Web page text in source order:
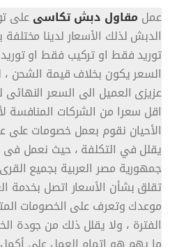
عمل مقاول دبش تكاسىعلى
الدبش لذلك الأسعار لدينا مختلفة
توريد فقط او تركيب فقط او
السعر يكون بخلاف قيمة الشحن ،
عزيزى العميل الى السعر
اقل سعرا من الشركات المنافسة
الأحيان نقوم بعمل خصومات على
يقلل في التكلفة ، حيث نعمل
جمهورية مصر العربية بجميع
تقلق بشأن الأسعار اتصل بخدمة
موعدك وتعرف على الخصومات
الفترة ، ولا يقلل ذلك من جودة